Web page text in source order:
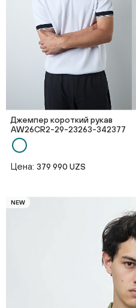
Джемпер короткий рукав
AW26CR2-29-23263-342377
Цена: 379 990 UZS
NEW